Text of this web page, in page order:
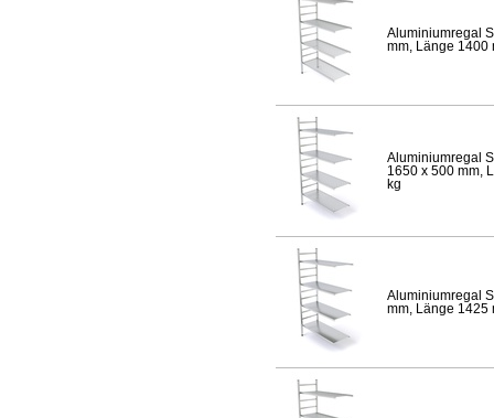
Aluminiumregal
mm, Länge 1400
Aluminiumregal
1650 x 500 mm,
kg
Aluminiumregal
mm, Länge 1425